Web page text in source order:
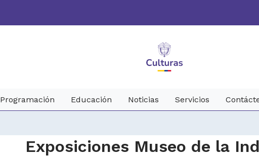
Programación Educación Noticias Servicios
​​Exposiciones Museo de la